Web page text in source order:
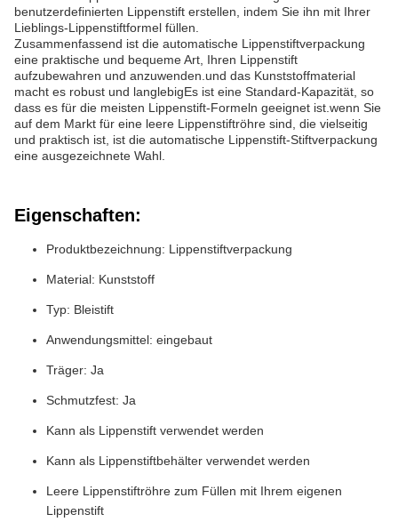
benutzerdefinierten Lippenstift erstellen, indem Sie ihn mit Ihrer
Lieblings-Lippenstiftformel füllen.
Zusammenfassend ist die automatische Lippenstiftverpackung
eine praktische und bequeme Art, Ihren Lippenstift
aufzubewahren und anzuwenden.und das Kunststoffmaterial
macht es robust und langlebigEs ist eine Standard-Kapazität, so
dass es für die meisten Lippenstift-Formeln geeignet ist.wenn Sie
auf dem Markt für eine leere Lippenstiftröhre sind, die vielseitig
und praktisch ist, ist die automatische Lippenstift-Stiftverpackung
eine ausgezeichnete Wahl.
Eigenschaften:
Produktbezeichnung: Lippenstiftverpackung
Material: Kunststoff
Typ: Bleistift
Anwendungsmittel: eingebaut
Träger: Ja
Schmutzfest: Ja
Kann als Lippenstift verwendet werden
Kann als Lippenstiftbehälter verwendet werden
Leere Lippenstiftröhre zum Füllen mit Ihrem eigenen
Lippenstift